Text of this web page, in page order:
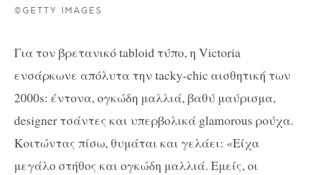
©GETTY IMAGES
Για τον βρετανικό tabloid τύπο, η Victoria
ενσάρκωνε απόλυτα την tacky-chic αισθητική των
2000s: έντονα, ογκώδη μαλλιά, βαθύ μαύρισμα,
designer τσάντες και υπερβολικά glamorous ρούχα.
Κοιτώντας πίσω, θυμάται και γελάει: «Είχα
μεγάλο στήθος και ογκώδη μαλλιά. Εμείς, οι